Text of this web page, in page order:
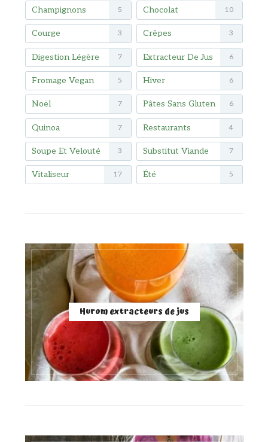
Champignons 5 Chocolat 10
Courge 3 Crêpes 3
Digestion Légère 7 Extracteur De Jus 6
Fromage Vegan 5 Hiver 6
Noël 7 Pâtes Sans Gluten 6
Quinoa 7 Restaurants 4
Soupe Et Velouté 3 Substitut Viande 7
Vitaliseur 17 Été 5
Hurom extracteurs de jus